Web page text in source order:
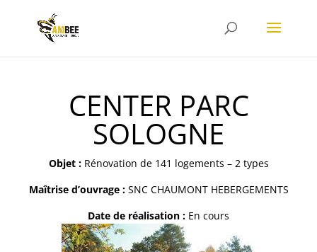
CENTER PARC
SOLOGNE
Objet :Rénovation de 141 logements – 2 types
Maîtrise d’ouvrage :SNC CHAUMONT HEBERGEMENTS
Date de réalisation : En cours